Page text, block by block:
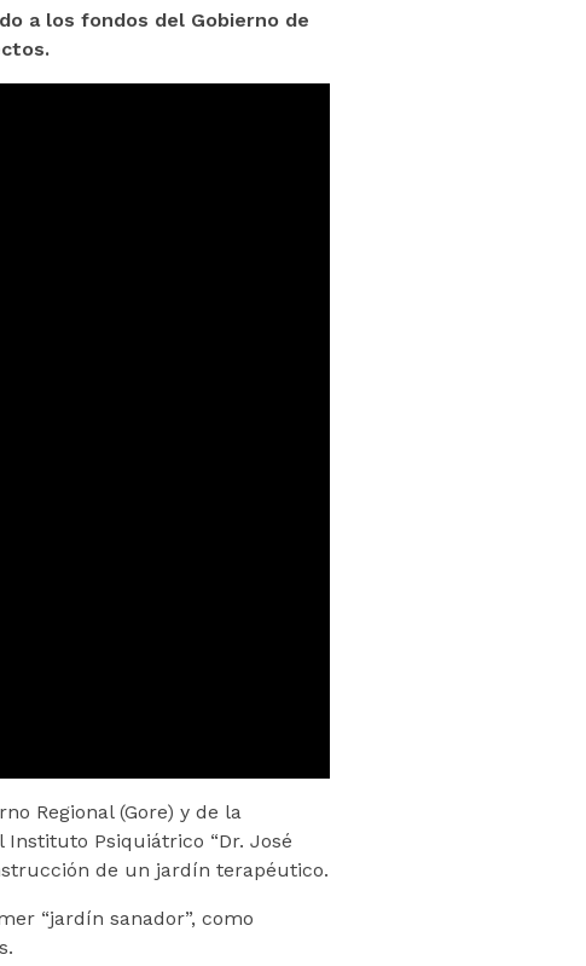
a los fondos del Gobierno de
Regional (Gore) y de la
Instituto Psiquiátrico “Dr. José
de un jardín terapéutico.
“jardín sanador”, como